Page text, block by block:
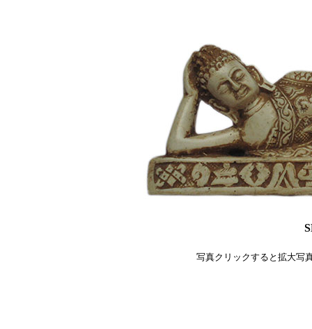
写真クリックすると拡大写